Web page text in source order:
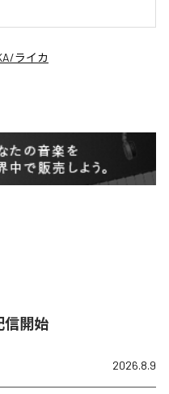
ライカ
信開始
2026.8.9